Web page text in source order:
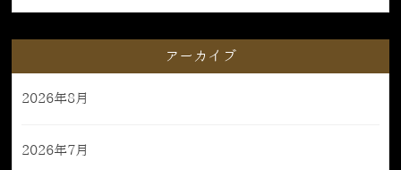
アーカイブ
2026年8月
2026年7月